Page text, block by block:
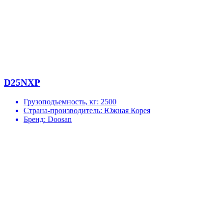
D25NXP
Грузоподъемность, кг: 2500
Страна-производитель: Южная Корея
Бренд: Doosan